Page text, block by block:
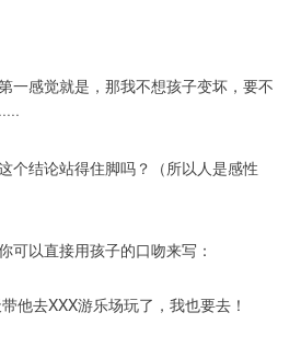
一感觉就是，那我不想孩子变坏，要不
个结论站得住脚吗？（所以人是感性
可以直接用孩子的口吻来写：
他去XXX游乐场玩了，我也要去！